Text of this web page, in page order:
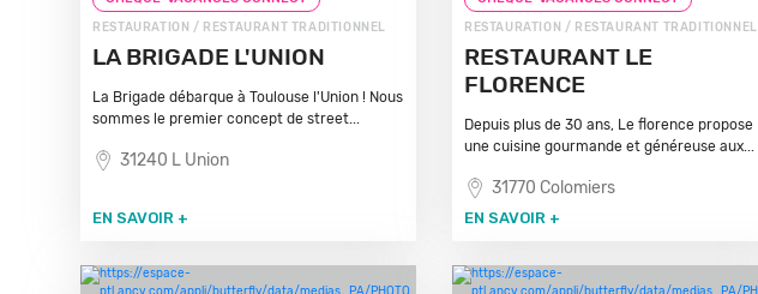
RESTAURATION / RESTAURANT TRADITIONNEL
LA BRIGADE L'UNION
La Brigade débarque à Toulouse l'Union ! Nous
sommes le premier concept de street...
31240 L Union
EN SAVOIR +
RESTAURATION / RESTAURANT TRADITIONNEL
RESTAURANT LE
FLORENCE
Depuis plus de 30 ans, Le florence propose
une cuisine gourmande et généreuse aux...
31770 Colomiers
EN SAVOIR +